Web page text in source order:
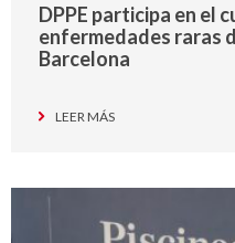
DPPE participa en el
enfermedades raras
Barcelona
LEER MÁS